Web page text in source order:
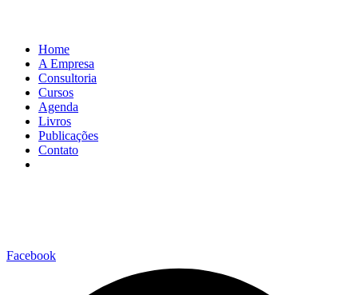
Home
A Empresa
Consultoria
Cursos
Agenda
Livros
Publicações
Contato
Facebook